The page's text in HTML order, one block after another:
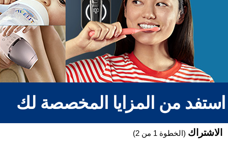
من المزايا المخصصة لك
الاشتراك(الخطوة 1 من 2)